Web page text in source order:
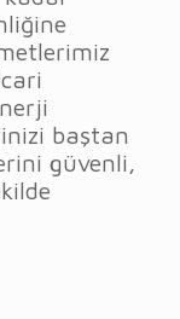
baştan
güvenli,